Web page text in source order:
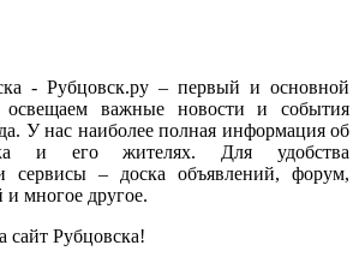
- Рубцовск.ру – первый и основной
важные новости и события
У нас наиболее полная информация об
и его жителях. Для удобства
сервисы – доска объявлений, форум,
и многое другое.
сайт Рубцовска!